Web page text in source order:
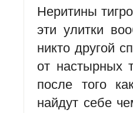
Неритины
эти улитки
никто другой
от настырных
после того
найдут себе